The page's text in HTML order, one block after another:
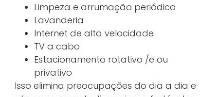
Limpeza e arrumação periódica
Lavanderia
Internet de alta velocidade
TV a cabo
Estacionamento rotativo /e ou
privativo
Isso elimina preocupações do dia a dia e